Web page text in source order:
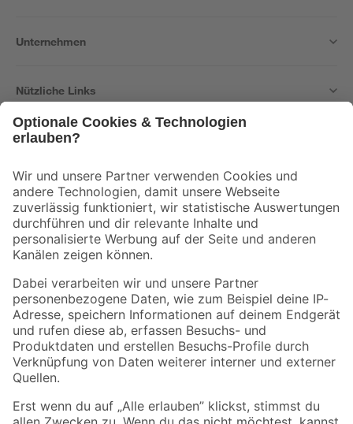
Unternehmen
Nützliche Links
Der toom Newsletter: Keine Angebote und Aktionen mehr verpassen!
Zur Newsletter Anmeldung
Folge uns
Zahlungsarten Versandarten
Sicher einkaufen